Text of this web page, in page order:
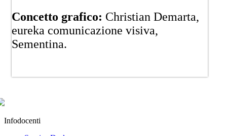
Concetto grafico: Christian Demarta,
eureka comunicazione visiva,
Sementina.
Infodocenti